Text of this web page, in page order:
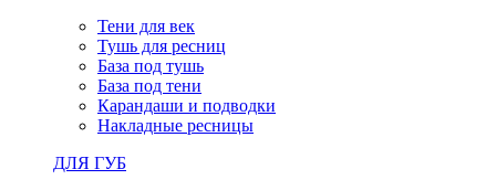
Тени для век
Тушь для ресниц
База под тушь
База под тени
Карандаши и подводки
Накладные ресницы
ДЛЯ ГУБ